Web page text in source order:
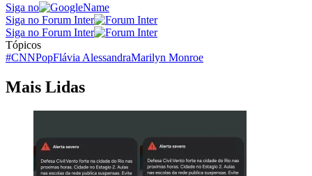
Siga no
Siga no Forum Inter
Siga no Forum Inter
Tópicos
#CNNPopFlávia AlessandraMarilyn Monroe
Mais Lidas